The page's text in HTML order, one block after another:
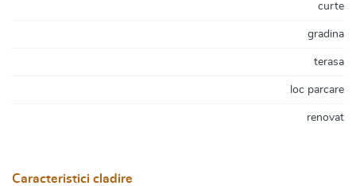
curte
gradina
terasa
loc parcare
renovat
Caracteristici cladire